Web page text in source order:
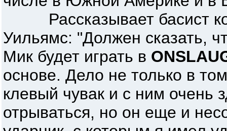
Рассказывает басист
Уильямс: "Должен сказать,
Мик будет играть в
основе. Дело не только в
клевый чувак и с ним очень
отрываться, но он еще и